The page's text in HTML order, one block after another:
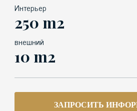
Интерьер
250 m2
внешний
10 m2
ЗАПРОСИТЬ